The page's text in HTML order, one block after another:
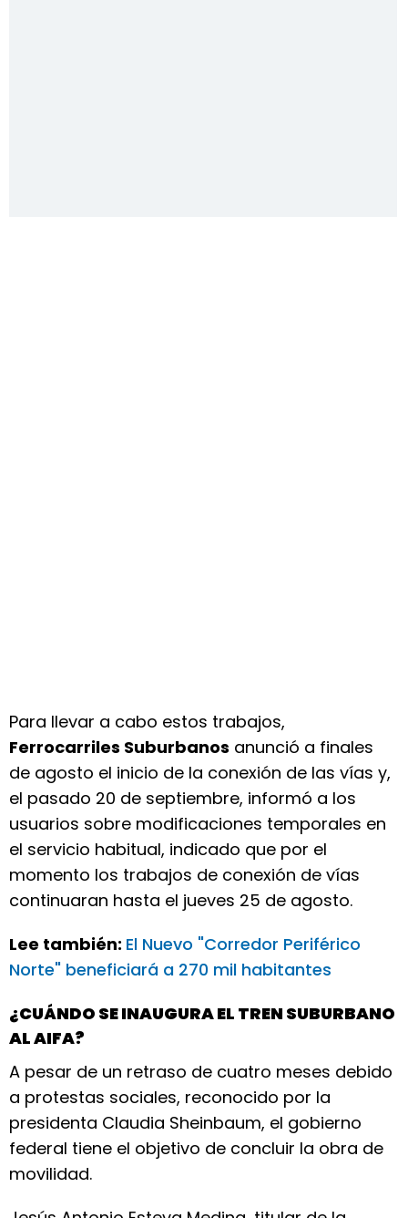
Para llevar a cabo estos trabajos,
Ferrocarriles Suburbanos anunció a finales
de agosto el inicio de la conexión de las vías y,
el pasado 20 de septiembre, informó a los
usuarios sobre modificaciones temporales en
el servicio habitual, indicado que por el
momento los trabajos de conexión de vías
continuaran hasta el jueves 25 de agosto.
Lee también: El Nuevo "Corredor Periférico
Norte" beneficiará a 270 mil habitantes
¿CUÁNDO SE INAUGURA EL TREN SUBURBANO
AL AIFA?
A pesar de un retraso de cuatro meses debido
a protestas sociales, reconocido por la
presidenta Claudia Sheinbaum, el gobierno
federal tiene el objetivo de concluir la obra de
movilidad.